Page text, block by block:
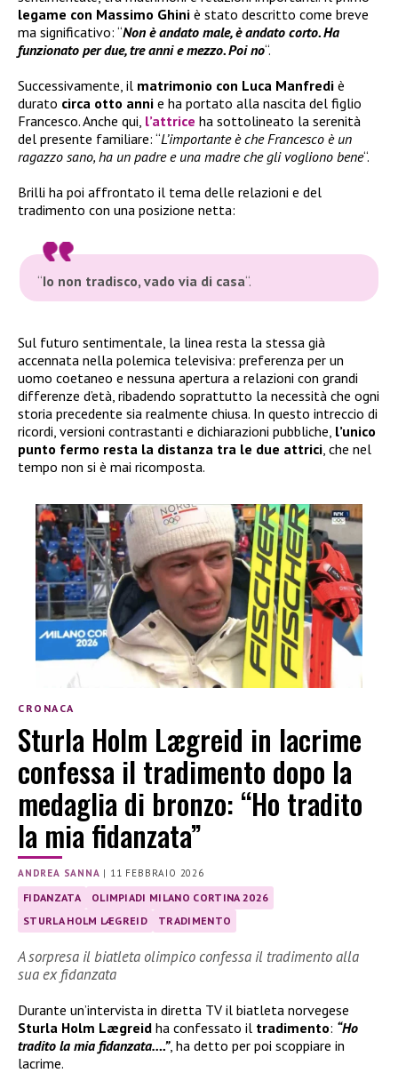
legame con Massimo Ghini è stato descritto come breve
ma significativo: “Non è andato male, è andato corto. Ha
funzionato per due, tre anni e mezzo. Poi no“.
Successivamente, il matrimonio con Luca Manfredi è
durato circa otto anni e ha portato alla nascita del figlio
Francesco. Anche qui, l’attrice ha sottolineato la serenità
del presente familiare: “L’importante è che Francesco è un
ragazzo sano, ha un padre e una madre che gli vogliono bene“.
Brilli ha poi affrontato il tema delle relazioni e del
tradimento con una posizione netta:
“Io non tradisco, vado via di casa“.
Sul futuro sentimentale, la linea resta la stessa già
accennata nella polemica televisiva: preferenza per un
uomo coetaneo e nessuna apertura a relazioni con grandi
differenze d’età, ribadendo soprattutto la necessità che ogni
storia precedente sia realmente chiusa. In questo intreccio di
ricordi, versioni contrastanti e dichiarazioni pubbliche, l’unico
punto fermo resta la distanza tra le due attrici , che nel
tempo non si è mai ricomposta.
CRONACA
Sturla Holm Lægreid in lacrime
confessa il tradimento dopo la
medaglia di bronzo: “Ho tradito
la mia fidanzata”
ANDREA SANNA | 11 FEBBRAIO 2026
FIDANZATA
OLIMPIADI MILANO CORTINA 2026
STURLA HOLM LÆGREID
TRADIMENTO
A sorpresa il biatleta olimpico confessa il tradimento alla
sua ex fidanzata
Durante un’intervista in diretta TV il biatleta norvegese
Sturla Holm Lægreid ha confessato il tradimento: “Ho
tradito la mia fidanzata….”, ha detto per poi scoppiare in
lacrime.